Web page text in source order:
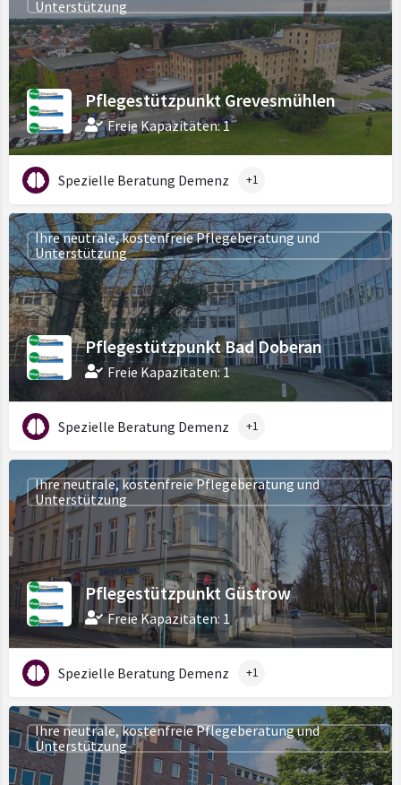
Pflegestützpunkt Grevesmühlen
Freie Kapazitäten: 1
Unterstützung
Spezielle Beratung Demenz +1
Pflegestützpunkt Bad Doberan
Freie Kapazitäten: 1
Ihre neutrale, kostenfreie Pflegeberatung und
Unterstützung
Spezielle Beratung Demenz +1
Pflegestützpunkt Güstrow
Freie Kapazitäten: 1
Ihre neutrale, kostenfreie Pflegeberatung und
Unterstützung
Spezielle Beratung Demenz +1
Ihre neutrale, kostenfreie Pflegeberatung und
Unterstützung